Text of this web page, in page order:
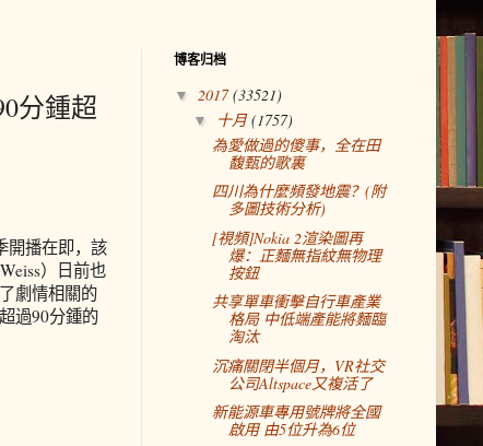
分鍾超
開播在即，該
）日前也
劇情相關的
過90分鍾的
博客归档
▼ 2017(33521)
▼ 十月(1757)
為愛做過的傻事，全在田
馥甄的歌裏
四川為什麼頻發地震？(附
多圖技術分析)
[視頻]Nokia 2渲染圖再
爆：正麵無指紋無物理
按鈕
共享單車衝擊自行車產業
格局 中低端產能將麵臨
淘汰
沉痛關閉半個月，VR社交
公司Altspace又複活了
新能源車專用號牌將全國
啟用 由5位升為6位